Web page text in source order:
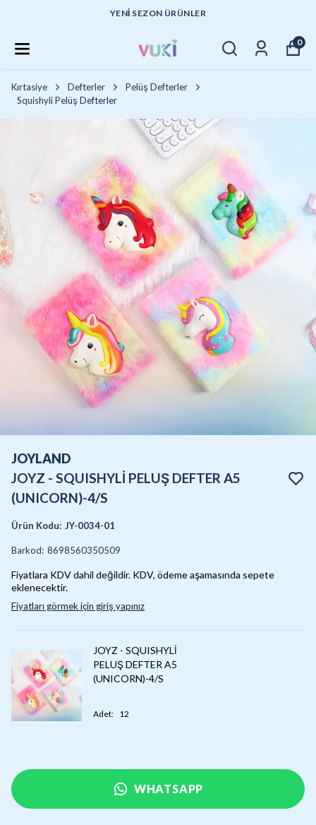
YENI SEZON ÜRÜNLER
0
Kırtasiye Defterler
Pelüş Defterler
Squishyli Pelüş Defterler
JOYLAND
JOYZ - SQUISHYLİ PELUŞ DEFTER A5
(UNICORN)-4/S
Ürün Kodu: JY-0034-01
Barkod: 8698560350509
Fiyatlara KDV dahil değildir. KDV, ödeme aşamasında sepete
eklenecektir.
Fiyatları görmek için giriş yapınız
JOYZ - SQUISHYLİ
PELUŞ DEFTER A5
(UNICORN)-4/S
Adet: 12
WHATSAPP